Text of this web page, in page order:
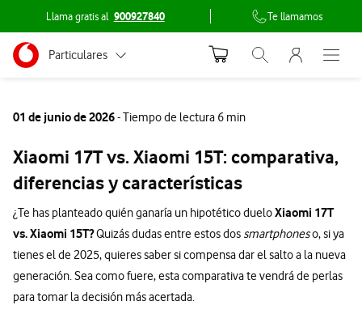
Llama gratis al 900927840 Te llamamos
Ir a la pagina principal de vodafone.es
Menu navegación Segmento
Particulares
y AA.PP.
Abrir buscador.
Menu
Abre
01 de junio de 2026- Tiempo de lectura 6 min
Xiaomi 17T vs. Xiaomi 15T: comparativa,
diferencias y características
¿Te has planteado quién ganaría un hipotético dueloXiaomi 17T
vs. Xiaomi 15T?Quizás dudas entre estos dos smartphoneso, si ya
tienes el de 2025, quieres saber si compensa dar el salto a la nueva
generación. Sea como fuere, esta comparativa te vendrá de perlas
para tomar la decisión más acertada.